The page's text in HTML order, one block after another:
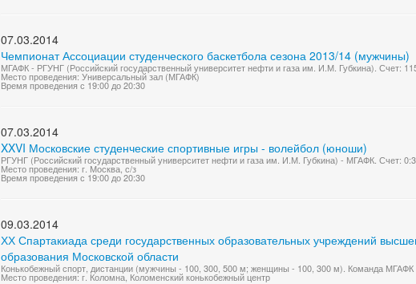
07.03.2014
Чемпионат Ассоциации студенческого баскетбола сезона 2013/14 (мужчины)
МГАФК - РГУНГ (Российский государственный университет нефти и газа им. И.М. Губкина). Счет:
Место проведения: Универсальный зал (МГАФК)
Время проведения с 19:00 до 20:30
07.03.2014
XXVI Московские студенческие спортивные игры - волейбол (юноши)
РГУНГ (Российский государственный университет нефти и газа им. И.М. Губкина) - МГАФК. Счет: 0:3
Место проведения: г. Москва, с/з
Время проведения с 19:00 до 20:30
09.03.2014
ХХ Спартакиада среди государственных образовательных учреждений
образования Московской области
Конькобежный спорт, дистанции (мужчины - 100, 300, 500 м; женщины - 100, 300 м). Команда МГАФК
Место проведения: г. Коломна, Коломенский конькобежный центр